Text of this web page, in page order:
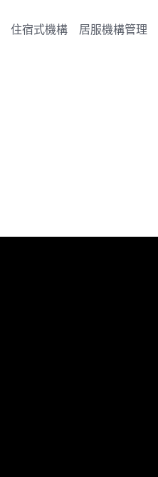
住宿式機構 居服機構管理